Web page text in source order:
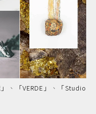
、 「VERDE」 、
「Studio